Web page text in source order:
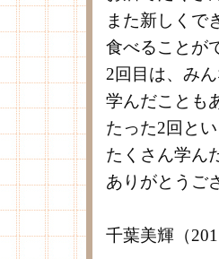
また新しくで
食べることが
2回目は、み
学んだことも
たった2回と
たくさん学ん
ありがとうご
千葉美輝（